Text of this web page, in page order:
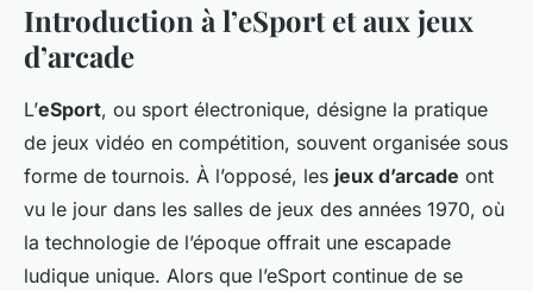
Introduction à l’eSport et aux jeux
d’arcade
L’eSport, ou sport électronique, désigne la pratique
de jeux vidéo en compétition, souvent organisée sous
forme de tournois. À l’opposé, les jeux d’arcade ont
vu le jour dans les salles de jeux des années 1970, où
la technologie de l’époque offrait une escapade
ludique unique. Alors que l’eSport continue de se